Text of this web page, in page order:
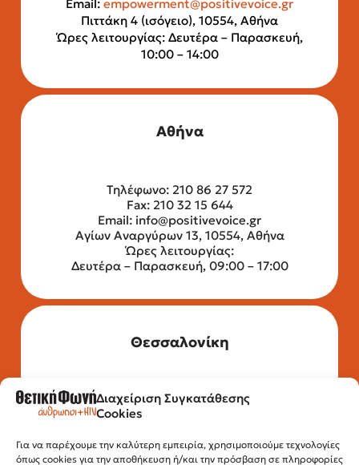
Διαχείριση Συγκατάθεσης
Cookies
Για να παρέχουμε την καλύτερη εμπειρία, χρησιμοποιούμε τεχνολογίες
όπως cookies για την αποθήκευση ή/και την πρόσβαση σε πληροφορίες
Email: empowerment@positivevoice.gr
Πιττάκη 4 (ισόγειο), 10554, Αθήνα
Ώρες λειτουργίας: Δευτέρα – Παρασκευή,
10:00 – 14:00
Αθήνα
Τηλέφωνο: 210 86 27 572
Fax: 210 32 15 644
Email: info@positivevoice.gr
Αγίων Αναργύρων 13, 10554, Αθήνα
Ώρες λειτουργίας:
Δευτέρα – Παρασκευή, 09:00 – 17:00
Θεσσαλονίκη
Τηλέφωνο: 2315 525 020
Fax: 210 32 15 644
Εγνατίας 112, 3ος όροφος, 54622,
Θεσσαλονίκη